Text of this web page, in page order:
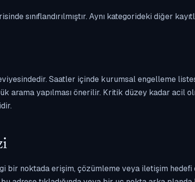
sınıflandırılmıştır. Aynı kategorideki diğer
Saatler içinde kurumsal engelleme
arama yapılması önerilir. Kritik düzey kadar acil
bir noktada erişim, çözümleme veya iletişim